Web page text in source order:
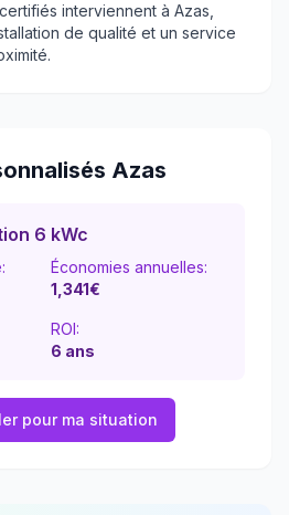
interviennent à Azas
de qualité et un service
Azas
6 kWc
Économies annuelles:
1,341€
ROI:
6 ans
pour ma situation